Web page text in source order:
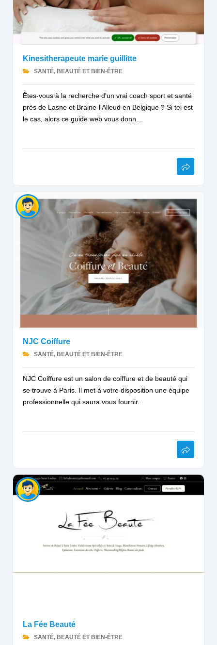
Kinesitherapeute marie guillitte
SANTÉ, BEAUTÉ ET BIEN-ÊTRE
Êtes-vous à la recherche d'un vrai coach sport et santé
près de Lasne et Braine-l'Alleud en Belgique ? Si tel est
le cas, alors ce guide web vous donn...
NJC Coiffure
SANTÉ, BEAUTÉ ET BIEN-ÊTRE
NJC Coiffure est un salon de coiffure et de beauté qui
se trouve à Paris. Il met à votre disposition une équipe
professionnelle qui saura vous fournir...
La Fée Beauté
SANTÉ, BEAUTÉ ET BIEN-ÊTRE